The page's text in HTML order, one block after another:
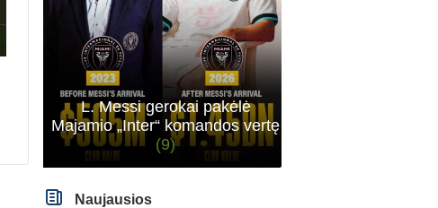
L. Messi gerokai pakėlė
Majamio „Inter“ komandos vertę
(9)
Naujausios